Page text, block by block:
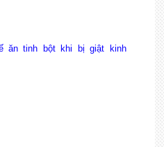
ăn tinh bột khi bị giật kinh